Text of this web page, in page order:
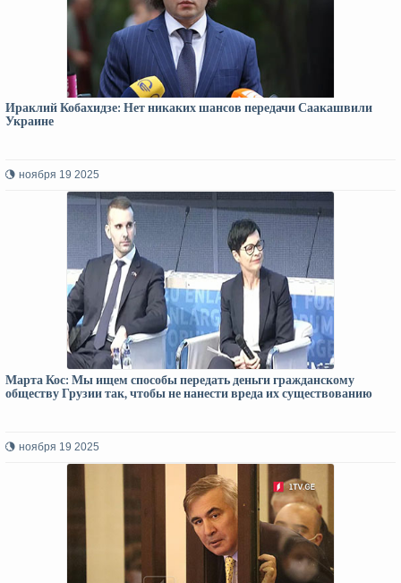
Ираклий Кобахидзе: Нет никаких шансов передачи Саакашвили
Украине
ноября 19 2025
Марта Кос: Мы ищем способы передать деньги гражданскому
обществу Грузии так, чтобы не нанести вреда их существованию
ноября 19 2025